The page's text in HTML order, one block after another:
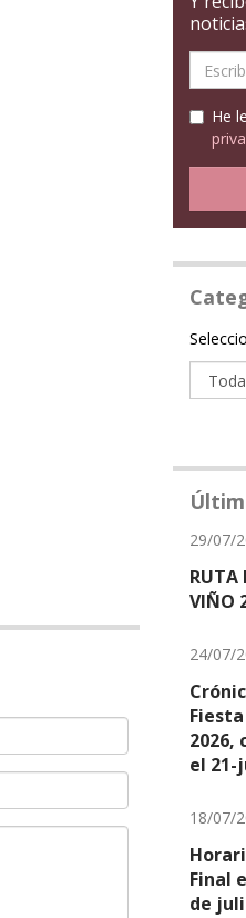
mail
He
29/07/
RUTA
VIÑO
24/07/
2026,
el 21-
18/07/
Final
de